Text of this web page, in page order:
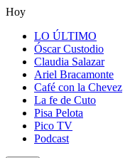
Hoy
LO ÚLTIMO
Óscar Custodio
Claudia Salazar
Ariel Bracamonte
Café con la Chevez
La fe de Cuto
Pisa Pelota
Pico TV
Podcast